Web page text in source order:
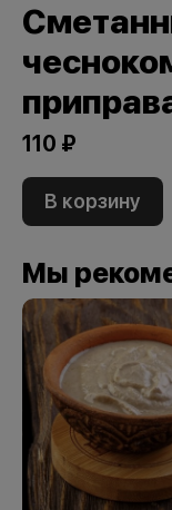
110 ₽
В корзину
Мы